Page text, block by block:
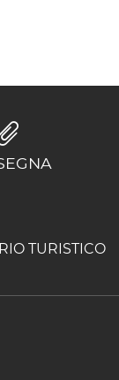
TURISTICO